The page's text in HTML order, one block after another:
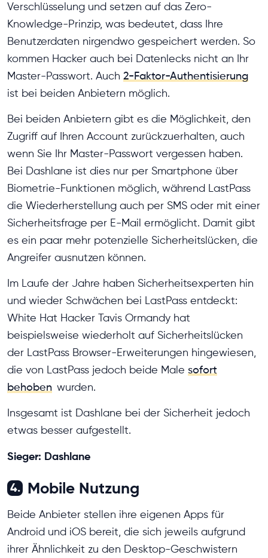
Verschlüsselung und setzen auf das Zero-
Knowledge-Prinzip, was bedeutet, dass Ihre
Benutzerdaten nirgendwo gespeichert werden. So
kommen Hacker auch bei Datenlecks nicht an Ihr
Master-Passwort. Auch 2-Faktor-Authentisierung
ist bei beiden Anbietern möglich.
Bei beiden Anbietern gibt es die Möglichkeit, den
Zugriff auf Ihren Account zurückzuerhalten, auch
wenn Sie Ihr Master-Passwort vergessen haben.
Bei Dashlane ist dies nur per Smartphone über
Biometrie-Funktionen möglich, während LastPass
die Wiederherstellung auch per SMS oder mit einer
Sicherheitsfrage per E-Mail ermöglicht. Damit gibt
es ein paar mehr potenzielle Sicherheitslücken, die
Angreifer ausnutzen können.
Im Laufe der Jahre haben Sicherheitsexperten hin
und wieder Schwächen bei LastPass entdeckt:
White Hat Hacker Tavis Ormandy hat
beispielsweise wiederholt auf Sicherheitslücken
der LastPass Browser-Erweiterungen hingewiesen,
die von LastPass jedoch beide Male sofort
behoben wurden.
Insgesamt ist Dashlane bei der Sicherheit jedoch
etwas besser aufgestellt.
Sieger: Dashlane
4. Mobile Nutzung
Beide Anbieter stellen ihre eigenen Apps für
Android und iOS bereit, die sich jeweils aufgrund
ihrer Ähnlichkeit zu den Desktop-Geschwistern